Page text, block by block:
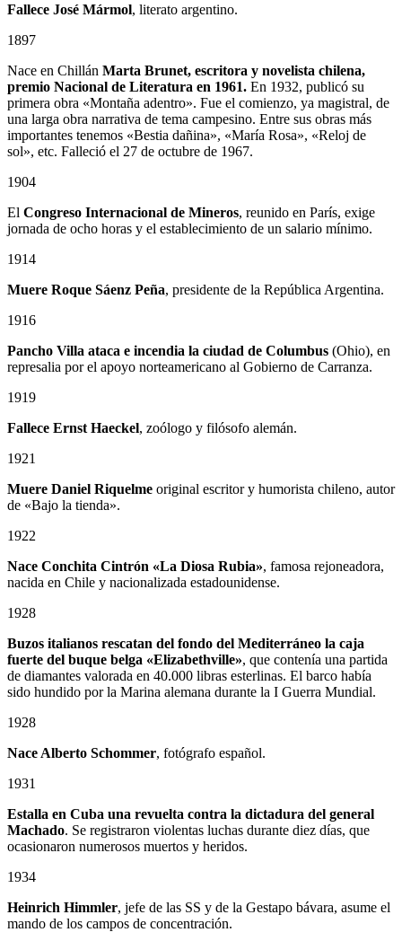
Fallece José Mármol, literato argentino.
1897
Nace en Chillán Marta Brunet, escritora y novelista chilena,
premio Nacional de Literatura en 1961. En 1932, publicó su
primera obra «Montaña adentro». Fue el comienzo, ya magistral, de
una larga obra narrativa de tema campesino. Entre sus obras más
importantes tenemos «Bestia dañina», «María Rosa», «Reloj de
sol», etc. Falleció el 27 de octubre de 1967.
1904
El Congreso Internacional de Mineros, reunido en París, exige
jornada de ocho horas y el establecimiento de un salario mínimo.
1914
Muere Roque Sáenz Peña, presidente de la República Argentina.
1916
Pancho Villa ataca e incendia la ciudad de Columbus (Ohio), en
represalia por el apoyo norteamericano al Gobierno de Carranza.
1919
Fallece Ernst Haeckel, zoólogo y filósofo alemán.
1921
Muere Daniel Riquelme original escritor y humorista chileno, autor
de «Bajo la tienda».
1922
Nace Conchita Cintrón «La Diosa Rubia», famosa rejoneadora,
nacida en Chile y nacionalizada estadounidense.
1928
Buzos italianos rescatan del fondo del Mediterráneo la caja
fuerte del buque belga «Elizabethville», que contenía una partida
de diamantes valorada en 40.000 libras esterlinas. El barco había
sido hundido por la Marina alemana durante la I Guerra Mundial.
1928
Nace Alberto Schommer, fotógrafo español.
1931
Estalla en Cuba una revuelta contra la dictadura del general
Machado. Se registraron violentas luchas durante diez días, que
ocasionaron numerosos muertos y heridos.
1934
Heinrich Himmler, jefe de las SS y de la Gestapo bávara, asume el
mando de los campos de concentración.